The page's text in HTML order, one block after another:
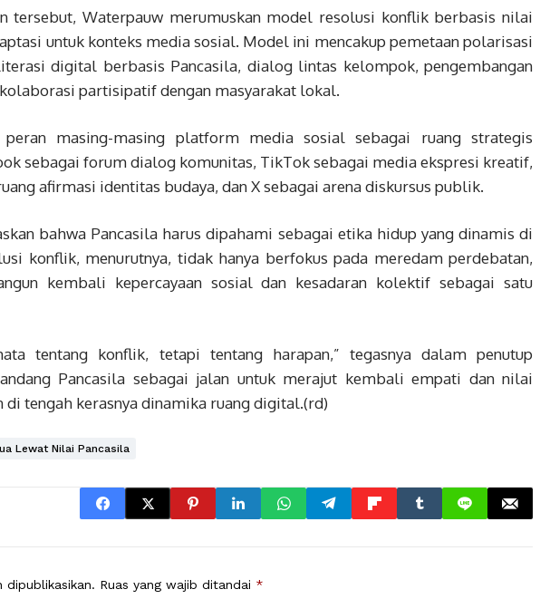
tersebut, Waterpauw merumuskan model resolusi konflik berbasis nilai
untuk konteks media sosial. Model ini mencakup pemetaan polarisasi
digital berbasis Pancasila, dialog lintas kelompok, pengembangan
partisipatif dengan masyarakat lokal.
masing-masing platform media sosial sebagai ruang strategis
sebagai forum dialog komunitas, TikTok sebagai media ekspresi kreatif,
afirmasi identitas budaya, dan X sebagai arena diskursus publik.
bahwa Pancasila harus dipahami sebagai etika hidup yang dinamis di
konflik, menurutnya, tidak hanya berfokus pada meredam perdebatan,
kembali kepercayaan sosial dan kesadaran kolektif sebagai satu
tentang konflik, tetapi tentang harapan,” tegasnya dalam penutup
Pancasila sebagai jalan untuk merajut kembali empati dan nilai
di tengah kerasnya dinamika ruang digital.(rd)
Lewat Nilai Pancasila
dipublikasikan. Ruas yang wajib ditandai *